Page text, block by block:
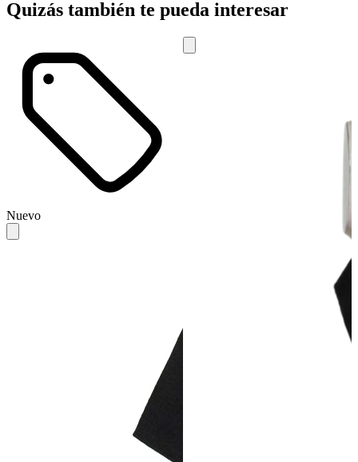
Quizás también te pueda interesar
Nuevo